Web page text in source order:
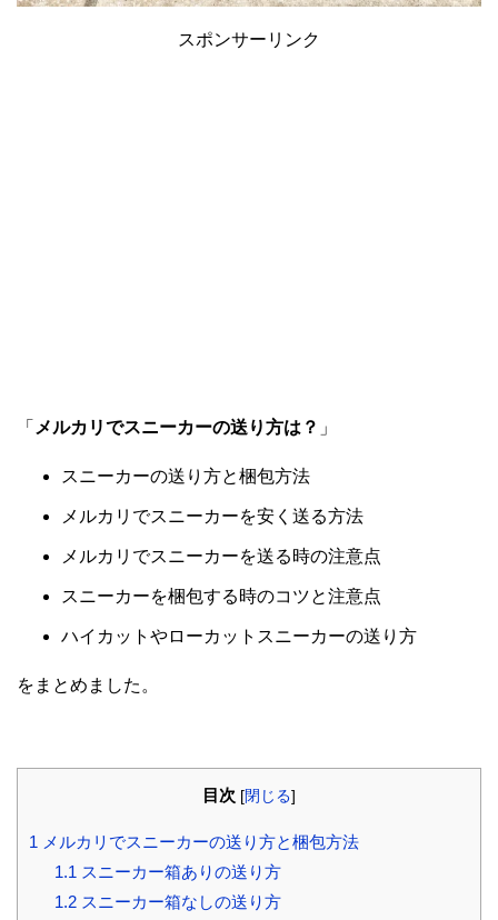
スポンサーリンク
「 メルカリでスニーカーの送り方は？ 」
スニーカーの送り方と梱包方法
メルカリでスニーカーを安く送る方法
メルカリでスニーカーを送る時の注意点
スニーカーを梱包する時のコツと注意点
ハイカットやローカットスニーカーの送り方
をまとめました。
目次 [閉じる]
1 メルカリでスニーカーの送り方と梱包方法
1.1 スニーカー箱ありの送り方
1.2スニーカー箱なしの送り方